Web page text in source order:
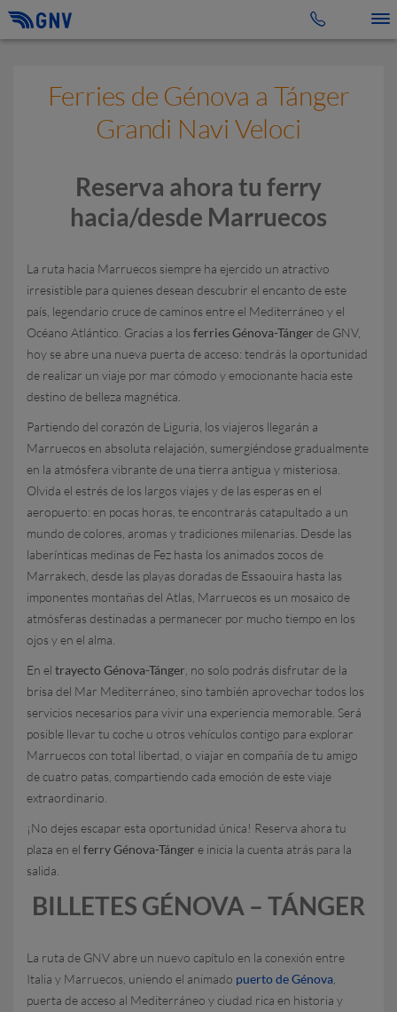
Ferries de Génova a Tánger
Grandi Navi Veloci
Reserva ahora tu ferry
hacia/desde Marruecos
La ruta hacia Marruecos siempre ha ejercido un atractivo
irresistible para quienes desean descubrir el encanto de este
país, legendario cruce de caminos entre el Mediterráneo y el
Océano Atlántico. Gracias a los ferries Génova-Tánger de GNV,
hoy se abre una nueva puerta de acceso: tendrás la oportunidad
de realizar un viaje por mar cómodo y emocionante hacia este
destino de belleza magnética.
Partiendo del corazón de Liguria, los viajeros llegarán a
Marruecos en absoluta relajación, sumergiéndose gradualmente
en la atmósfera vibrante de una tierra antigua y misteriosa.
Olvida el estrés de los largos viajes y de las esperas en el
aeropuerto: en pocas horas, te encontrarás catapultado a un
mundo de colores, aromas y tradiciones milenarias. Desde las
laberínticas medinas de Fez hasta los animados zocos de
Marrakech, desde las playas doradas de Essaouira hasta las
imponentes montañas del Atlas, Marruecos es un mosaico de
atmósferas destinadas a permanecer por mucho tiempo en los
ojos y en el alma.
En el trayecto Génova-Tánger , no solo podrás disfrutar de la
brisa del Mar Mediterráneo, sino también aprovechar todos los
servicios necesarios para vivir una experiencia memorable. Será
posible llevar tu coche u otros vehículos contigo para explorar
Marruecos con total libertad, o viajar en compañía de tu amigo
de cuatro patas, compartiendo cada emoción de este viaje
extraordinario.
¡No dejes escapar esta oportunidad única! Reserva ahora tu
plaza en el ferry Génova-Tánger e inicia la cuenta atrás para la
salida.
BILLETES GÉNOVA – TÁNGER
La ruta de GNV abre un nuevo capítulo en la conexión entre
Italia y Marruecos, uniendo el animado puerto de Génova
puerta de acceso al Mediterráneo y ciudad rica en historia y